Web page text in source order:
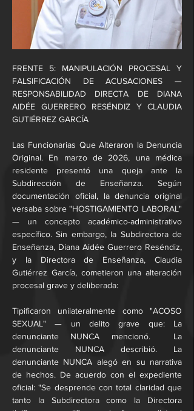
FRENTE 5: MANIPULACIÓN PROCESAL Y
FALSIFICACIÓN DE ACUSACIONES —
RESPONSABILIDAD DIRECTA DE DIANA
AIDÉE GUERRERO RESÉNDIZ Y CLAUDIA
GUTIÉRREZ GARCÍA
Las Funcionarias Que Alteraron la Denuncia
Original. En marzo de 2026, una médica
residente presentó una queja ante la
Subdirección de Enseñanza. Según
documentación oficial, la denuncia original
versaba sobre "HOSTIGAMIENTO LABORAL"
— un concepto académico-administrativo
específico. Sin embargo, la Subdirectora de
Enseñanza, Diana Aidée Guerrero Reséndiz,
y la Directora de Enseñanza, Claudia
Gutiérrez García, cometieron una alteración
procesal grave y deliberada:
Tipificaron unilateralmente como "ACOSO
SEXUAL" — un delito grave que: La
denunciante NUNCA mencionó.  La
denunciante NUNCA describió. La
denunciante NUNCA alegó en su narrativa
de hechos. De acuerdo con el expediente
oficial: "Se desprende con total claridad que
tanto la Subdirectora como la Directora